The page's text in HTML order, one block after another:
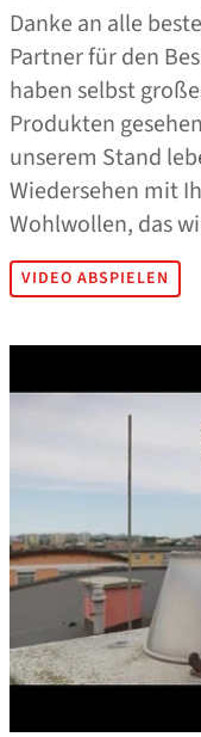
Danke an alle
Partner für den
haben selbst
Produkten
unserem Stand
Wiedersehen mit
Wohlwollen, das
VIDEO ABSPIELEN